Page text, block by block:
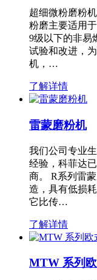
超细微粉磨粉
粉磨主要适用
9级以下的非易
试验和改进，
机，…
了解详情
雷蒙磨粉机
我们公司专业
经验，科菲达
商。 R系列雷
造，具有低损
它比传…
了解详情
MTW 系列